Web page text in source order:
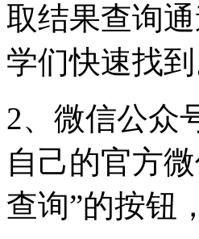
取结果查询
学们快速找到
2、微信公众
自己的官方
查询”的按钮